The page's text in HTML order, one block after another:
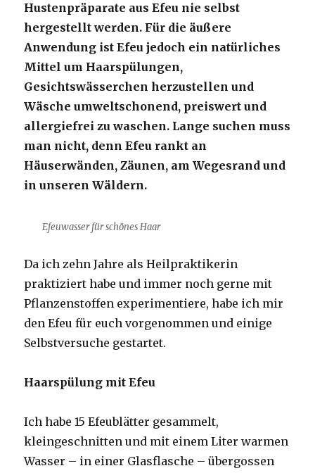
Hustenpräparate aus Efeu nie selbst
hergestellt werden. Für die äußere
Anwendung ist Efeu jedoch ein natürliches
Mittel um Haarspülungen,
Gesichtswässerchen herzustellen und
Wäsche umweltschonend, preiswert und
allergiefrei zu waschen. Lange suchen muss
man nicht, denn Efeu rankt an
Häuserwänden, Zäunen, am Wegesrand und
in unseren Wäldern.
Efeuwasser für schönes Haar
Da ich zehn Jahre als Heilpraktikerin
praktiziert habe und immer noch gerne mit
Pflanzenstoffen experimentiere, habe ich mir
den Efeu für euch vorgenommen und einige
Selbstversuche gestartet.
Haarspülung mit Efeu
Ich habe 15 Efeublätter gesammelt,
kleingeschnitten und mit einem Liter warmen
Wasser – in einer Glasflasche ­– übergossen